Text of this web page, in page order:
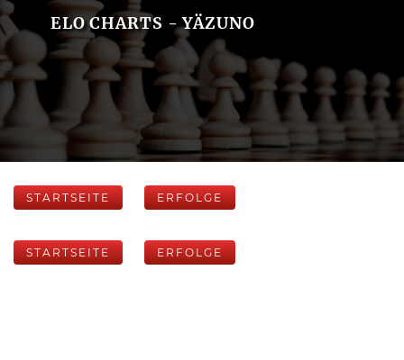
ELO CHARTS - YÄZUNO
STARTSEITE ERFOLGE
STARTSEITE ERFOLGE